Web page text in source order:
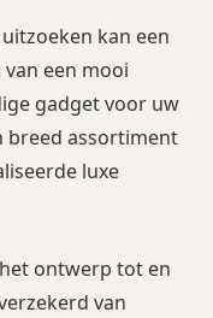
kan een
een mooi
gadget voor uw
breed assortiment
luxe
ontwerp tot en
van